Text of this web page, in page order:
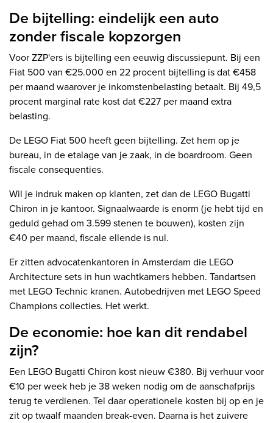
De bijtelling: eindelijk een auto
zonder fiscale kopzorgen
Voor ZZP'ers is bijtelling een eeuwig discussiepunt. Bij een
Fiat 500 van €25.000 en 22 procent bijtelling is dat €458
per maand waarover je inkomstenbelasting betaalt. Bij 49,5
procent marginal rate kost dat €227 per maand extra
belasting.
De LEGO Fiat 500 heeft geen bijtelling. Zet hem op je
bureau, in de etalage van je zaak, in de boardroom. Geen
fiscale consequenties.
Wil je indruk maken op klanten, zet dan de LEGO Bugatti
Chiron in je kantoor. Signaalwaarde is enorm (je hebt tijd en
geduld gehad om 3.599 stenen te bouwen), kosten zijn
€40 per maand, fiscale ellende is nul.
Er zitten advocatenkantoren in Amsterdam die LEGO
Architecture sets in hun wachtkamers hebben. Tandartsen
met LEGO Technic kranen. Autobedrijven met LEGO Speed
Champions collecties. Het werkt.
De economie: hoe kan dit rendabel
zijn?
Een LEGO Bugatti Chiron kost nieuw €380. Bij verhuur voor
€10 per week heb je 38 weken nodig om de aanschafprijs
terug te verdienen. Tel daar operationele kosten bij op en je
zit op twaalf maanden break-even. Daarna is het zuivere